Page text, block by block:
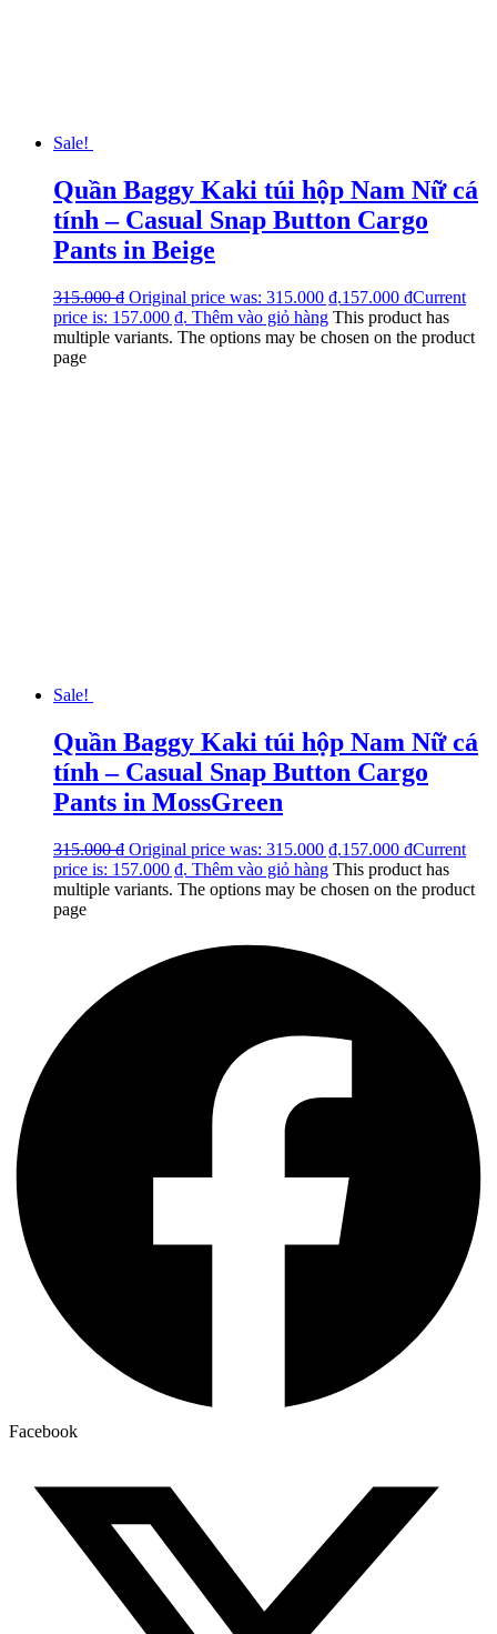
Sale!
Quần Baggy Kaki túi hộp Nam Nữ cá
tính – Casual Snap Button Cargo
Pants in Beige
315.000₫ Original price was: 315.000 ₫.157.000 ₫Current
price is: 157.000 ₫. Thêm vào giỏ hàng This product has
multiple variants. The options may be chosen on the product
page
Sale!
Quần Baggy Kaki túi hộp Nam Nữ cá
tính – Casual Snap Button Cargo
Pants in MossGreen
315.000₫ Original price was: 315.000 ₫.157.000 ₫Current
price is: 157.000 ₫. Thêm vào giỏ hàng This product has
multiple variants. The options may be chosen on the product
page
Facebook